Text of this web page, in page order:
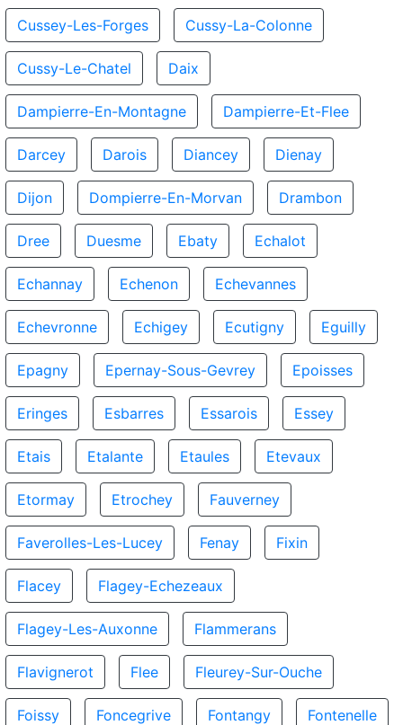
Cussey-Les-Forges Cussy-La-Colonne
Cussy-Le-Chatel Daix
Dampierre-En-Montagne Dampierre-Et-Flee
Darcey Darois Diancey Dienay
Dijon Dompierre-En-Morvan Drambon
Dree Duesme Ebaty Echalot
Echannay Echenon Echevannes
Echevronne Echigey Ecutigny Eguilly
Epagny Epernay-Sous-Gevrey Epoisses
Eringes Esbarres Essarois Essey
Etais Etalante Etaules Etevaux
Etormay Etrochey Fauverney
Faverolles-Les-Lucey Fenay Fixin
Flacey Flagey-Echezeaux
Flagey-Les-Auxonne Flammerans
Flavignerot Flee Fleurey-Sur-Ouche
Foissy Foncegrive Fontangy Fontenelle